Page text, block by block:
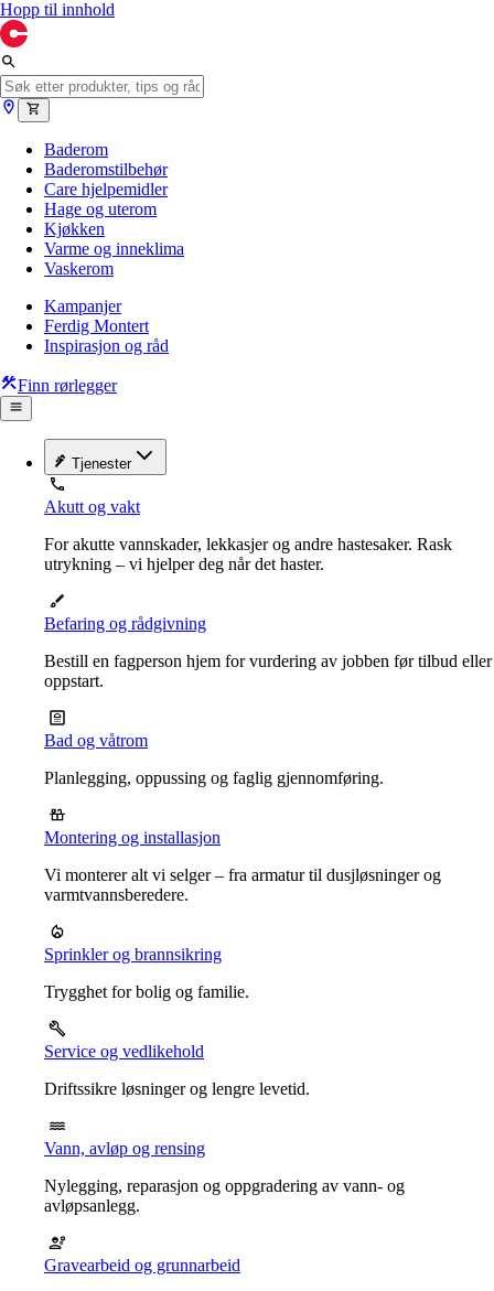
Hopp til innhold
Baderom
Baderomstilbehør
Care hjelpemidler
Hage og uterom
Kjøkken
Varme og inneklima
Vaskerom
Kampanjer
Ferdig Montert
Inspirasjon og råd
Finn rørlegger
Tjenester
Akutt og vakt
For akutte vannskader, lekkasjer og andre hastesaker. Rask
utrykning – vi hjelper deg når det haster.
Befaring og rådgivning
Bestill en fagperson hjem for vurdering av jobben før tilbud eller
oppstart.
Bad og våtrom
Planlegging, oppussing og faglig gjennomføring.
Montering og installasjon
Vi monterer alt vi selger – fra armatur til dusjløsninger og
varmtvannsberedere.
Sprinkler og brannsikring
Trygghet for bolig og familie.
Service og vedlikehold
Driftssikre løsninger og lengre levetid.
Vann, avløp og rensing
Nylegging, reparasjon og oppgradering av vann- og
avløpsanlegg.
Gravearbeid og grunnarbeid